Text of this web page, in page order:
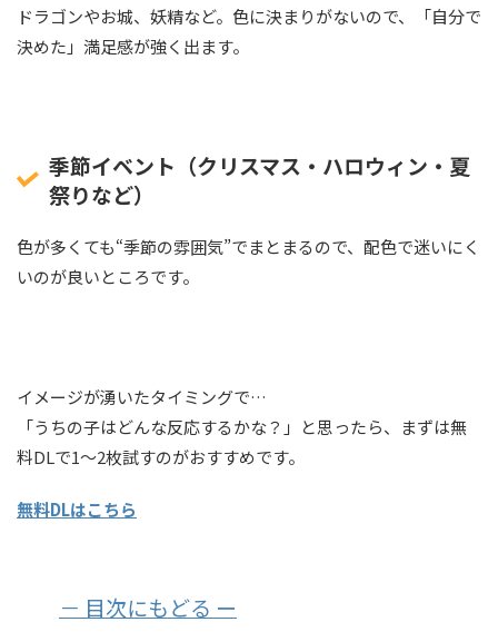
ドラゴンやお城、妖精など。色に決まりがないので、「自分で
決めた」満足感が強く出ます。
季節イベント（クリスマス・ハロウィン・夏
祭りなど）
色が多くても“季節の雰囲気”でまとまるので、配色で迷いにく
いのが良いところです。
イメージが湧いたタイミングで…
「うちの子はどんな反応するかな？」と思ったら、まずは無
料DLで1〜2枚試すのがおすすめです。
無料DLはこちら
－ 目次にもどる ー